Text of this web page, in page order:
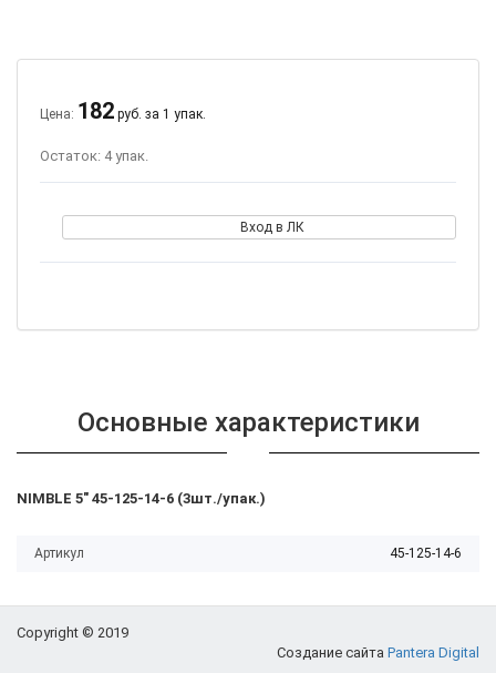
Цена: 182 руб. за 1 упак.
Остаток: 4 упак.
Вход в ЛК
Основные характеристики
NIMBLE 5" 45-125-14-6 (3шт./упак.)
Артикул 45-125-14-6
Copyright © 2019
Создание сайта Pantera Digital